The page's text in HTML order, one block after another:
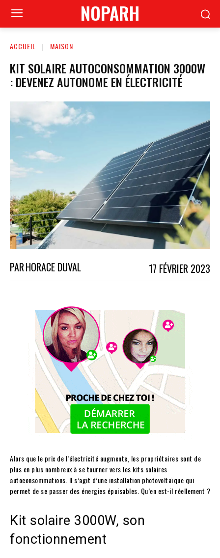
NOPARH
ACCUEIL MAISON
KIT SOLAIRE AUTOCONSOMMATION 3000W
: DEVENEZ AUTONOME EN ÉLECTRICITÉ
PARHORACE DUVAL 17 FÉVRIER 2023
Alors que le prix de l’électricité augmente, les propriétaires sont de
plus en plus nombreux à se tourner vers les kits solaires
autoconsommations. Il s’agit d’une installation photovoltaïque qui
permet de se passer des énergies épuisables. Qu’en est-il réellement ?
Kit solaire 3000W, son
fonctionnement